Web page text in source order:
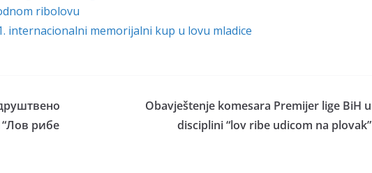
ribolovu
internacionalni memorijalni kup u lovu mladice
рибе
Obavještenje komesara Premijer lige BiH u
disciplini “lov ribe udicom na plovak”